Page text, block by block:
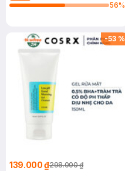
56%
-53 %
139.000 ₫298.000 ₫